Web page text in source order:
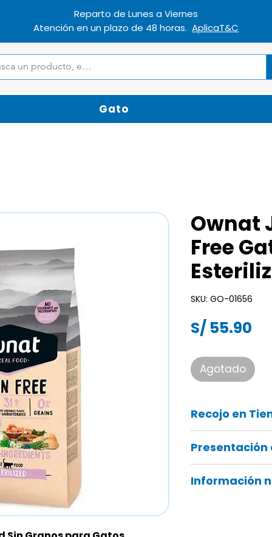
Reparto de Lunes a Viernes
Atención en un plazo de 48 horas.AplicaT&C
Gato
Ownat
Free
SKU: GO-01656
S/ 55.90
Agotado
Recojo en
online en ¡tu
Información